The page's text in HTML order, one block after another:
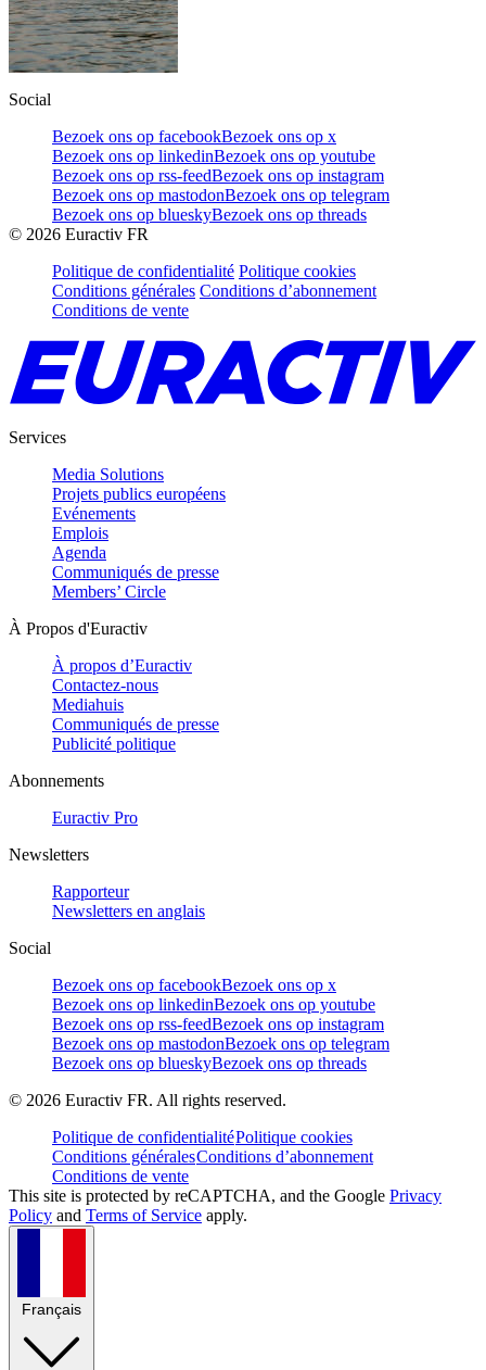
Social
Bezoek ons op facebookBezoek ons op x
Bezoek ons op linkedinBezoek ons op youtube
Bezoek ons op rss-feedBezoek ons op instagram
Bezoek ons op mastodonBezoek ons op telegram
Bezoek ons op blueskyBezoek ons op threads
© 2026 Euractiv FR
Politique de confidentialité Politique cookies
Conditions générales Conditions d’abonnement
Conditions de vente
Services
Media Solutions
Projets publics européens
Evénements
Emplois
Agenda
Communiqués de presse
Members’ Circle
À Propos d'Euractiv
À propos d’Euractiv
Contactez-nous
Mediahuis
Communiqués de presse
Publicité politique
Abonnements
Euractiv Pro
Newsletters
Rapporteur
Newsletters en anglais
Social
Bezoek ons op facebookBezoek ons op x
Bezoek ons op linkedinBezoek ons op youtube
Bezoek ons op rss-feedBezoek ons op instagram
Bezoek ons op mastodonBezoek ons op telegram
Bezoek ons op blueskyBezoek ons op threads
© 2026 Euractiv FR. All rights reserved.
Politique de confidentialitéPolitique cookies
Conditions généralesConditions d’abonnement
Conditions de vente
This site is protected by reCAPTCHA, and the Google Privacy
Policy and Terms of Service apply.
Français